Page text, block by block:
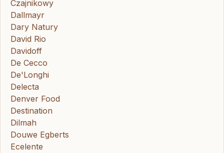
Czajnikowy
Dallmayr
Dary Natury
David Rio
Davidoff
De Cecco
De'Longhi
Delecta
Denver Food
Destination
Dilmah
Douwe Egberts
Ecelente